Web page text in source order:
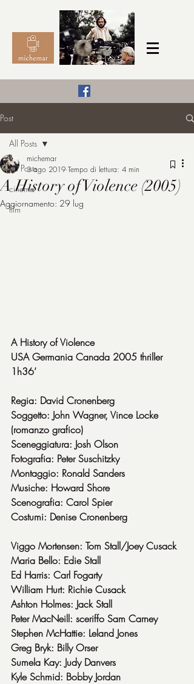
michemar
Post
All Posts
cinema
film
All Posts
A History of Violence (2005)
michemar
3 ago 2019 Tempo di lettura: 4 min
Aggiornamento: 29 lug
A History of Violence
USA Germania Canada 2005 thriller
1h36’
Regia: David Cronenberg
Soggetto: John Wagner, Vince Locke
(romanzo grafico)
Sceneggiatura: Josh Olson
Fotografia: Peter Suschitzky
Montaggio: Ronald Sanders
Musiche: Howard Shore
Scenografia: Carol Spier
Costumi: Denise Cronenberg
Viggo Mortensen: Tom Stall/Joey Cusack
Maria Bello: Edie Stall
Ed Harris: Carl Fogarty
William Hurt: Richie Cusack
Ashton Holmes: Jack Stall
Peter MacNeill: sceriffo Sam Carney
Stephen McHattie: Leland Jones
Greg Bryk: Billy Orser
Sumela Kay: Judy Danvers
Kyle Schmid: Bobby Jordan